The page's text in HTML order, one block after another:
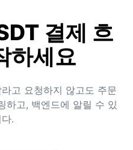
결제 흐
하세요
고 요청하지 않고도 주문
하고, 백엔드에 알릴 수 있
.